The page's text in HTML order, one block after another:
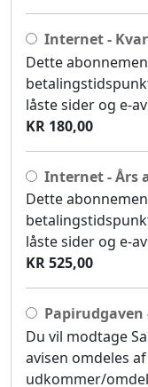
Internet -
Dette
låste sider og e-
KR 180,00
Internet - Års
Dette
låste sider og e-
KR 525,00
Du vil modtage
avisen omdeles af
udkommer/